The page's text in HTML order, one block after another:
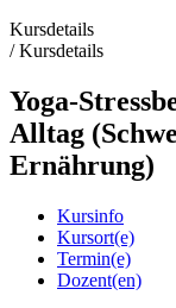
Kursdetails
/Kursdetails
Yoga-
Alltag
Ernährung)
Kursinfo
Kursort(e)
Termin(e)
Dozent(en)